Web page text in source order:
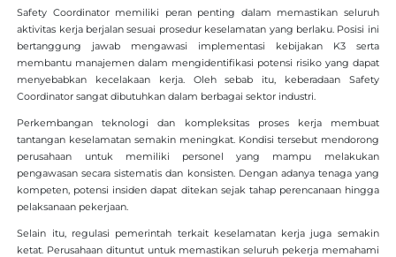
Safety Coordinator memiliki peran penting dalam memastikan seluruh
aktivitas kerja berjalan sesuai prosedur keselamatan yang berlaku. Posisi ini
bertanggung jawab mengawasi implementasi kebijakan K3 serta
membantu manajemen dalam mengidentifikasi potensi risiko yang dapat
menyebabkan kecelakaan kerja. Oleh sebab itu, keberadaan Safety
Coordinator sangat dibutuhkan dalam berbagai sektor industri.
Perkembangan teknologi dan kompleksitas proses kerja membuat
tantangan keselamatan semakin meningkat. Kondisi tersebut mendorong
perusahaan untuk memiliki personel yang mampu melakukan
pengawasan secara sistematis dan konsisten. Dengan adanya tenaga yang
kompeten, potensi insiden dapat ditekan sejak tahap perencanaan hingga
pelaksanaan pekerjaan.
Selain itu, regulasi pemerintah terkait keselamatan kerja juga semakin
ketat. Perusahaan dituntut untuk memastikan seluruh pekerja memahami